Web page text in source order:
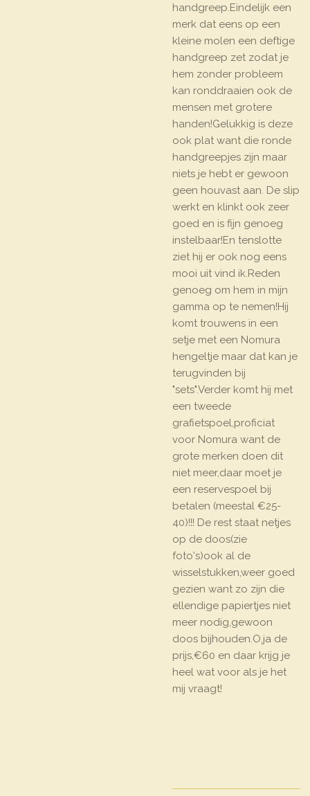
handgreep.Eindelijk een
merk dat eens op een
kleine molen een deftige
handgreep zet zodat je
hem zonder probleem
kan ronddraaien ook de
mensen met grotere
handen!Gelukkig is deze
ook plat want die ronde
handgreepjes zijn maar
niets je hebt er gewoon
geen houvast aan. De slip
werkt en klinkt ook zeer
goed en is fijn genoeg
instelbaar!En tenslotte
ziet hij er ook nog eens
mooi uit vind ik.Reden
genoeg om hem in mijn
gamma op te nemen!Hij
komt trouwens in een
setje met een Nomura
hengeltje maar dat kan je
terugvinden bij
"sets".Verder komt hij met
een tweede
grafietspoel,proficiat
voor Nomura want de
grote merken doen dit
niet meer,daar moet je
een reservespoel bij
betalen (meestal €25-
40)!!! De rest staat netjes
op de doos(zie
foto's)ook al de
wisselstukken,weer goed
gezien want zo zijn die
ellendige papiertjes niet
meer nodig,gewoon
doos bijhouden.O,ja de
prijs,€60 en daar krijg je
heel wat voor als je het
mij vraagt!